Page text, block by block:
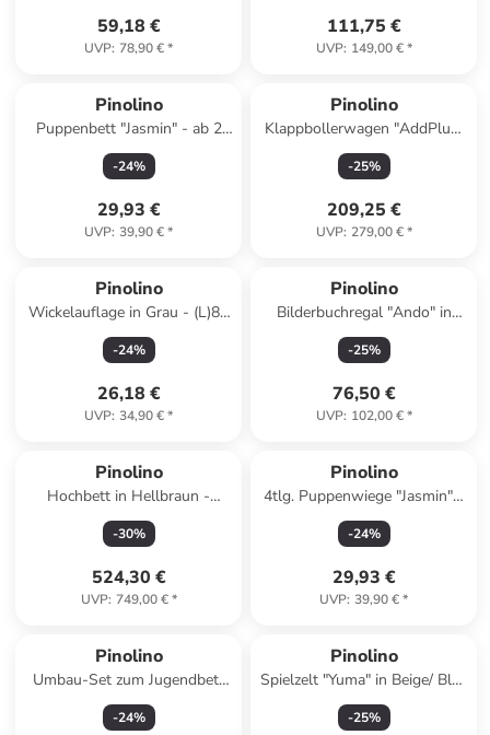
59,18 €
UVP: 78,90 €*
111,75 €
UVP: 149,00 €*
Pinolino
Puppenbett "Jasmin" - ab 2
Jahren
-24%
29,93 €
UVP: 39,90 €*
Pinolino
Klappbollerwagen "AddPlus"
mit Bremse in Grau - (B)120 x
(H)67 x (T)56 cm
-25%
209,25 €
UVP: 279,00 €*
Pinolino
Wickelauflage in Grau - (L)85
x (B)75 x (H)7 cm
-24%
26,18 €
UVP: 34,90 €*
Pinolino
Bilderbuchregal "Ando" in
Weiß - (B)50 x (H)26 x (T)32
cm
-25%
76,50 €
UVP: 102,00 €*
Pinolino
Hochbett in Hellbraun -
(B)208 x (H)185 x (T)150 cm
-30%
524,30 €
UVP: 749,00 €*
Pinolino
4tlg. Puppenwiege "Jasmin" -
ab 2 Jahren
-24%
29,93 €
UVP: 39,90 €*
Pinolino
Umbau-Set zum Jugendbett
Eik, Eiche geölt
-24%
Pinolino
Spielzelt "Yuma" in Beige/ Blau
- (B)122 x (H)150 x (T)120 cm
- ab 3 Jahren
-25%